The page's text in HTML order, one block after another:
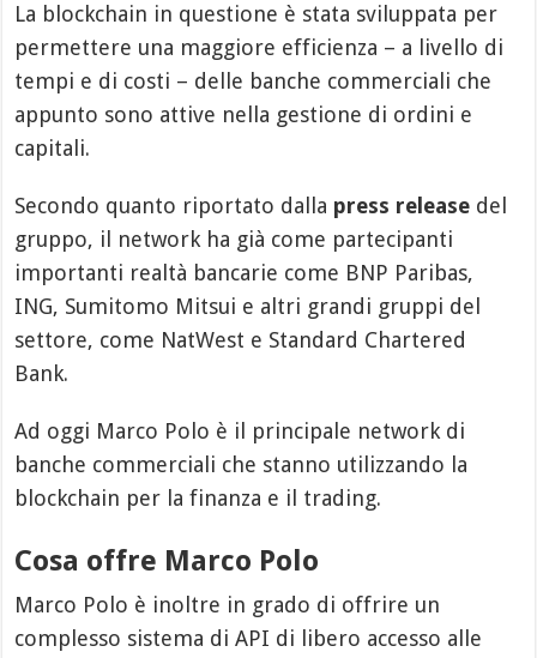
La blockchain in questione è stata sviluppata per
permettere una maggiore efficienza – a livello di
tempi e di costi – delle banche commerciali che
appunto sono attive nella gestione di ordini e
capitali.
Secondo quanto riportato dalla press release del
gruppo, il network ha già come partecipanti
importanti realtà bancarie come BNP Paribas,
ING, Sumitomo Mitsui e altri grandi gruppi del
settore, come NatWest e Standard Chartered
Bank.
Ad oggi Marco Polo è il principale network di
banche commerciali che stanno utilizzando la
blockchain per la finanza e il trading.
Cosa offre Marco Polo
Marco Polo è inoltre in grado di offrire un
complesso sistema di API di libero accesso alle